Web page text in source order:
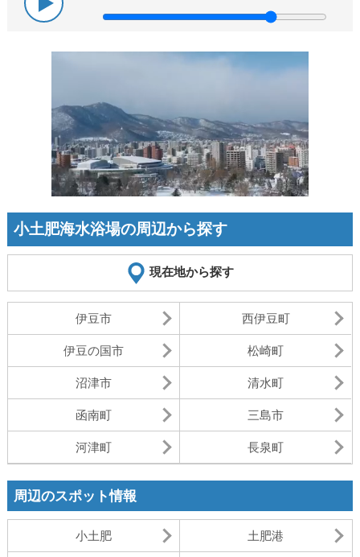
小土肥海水浴場の周辺から探す
現在地から探す
伊豆市 西伊豆町
伊豆の国市 松崎町
沼津市 清水町
函南町 三島市
河津町 長泉町
周辺のスポット情報
小土肥 土肥港